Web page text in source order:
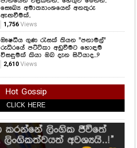
2,610Views
Hot Gossip
CLICK HERE